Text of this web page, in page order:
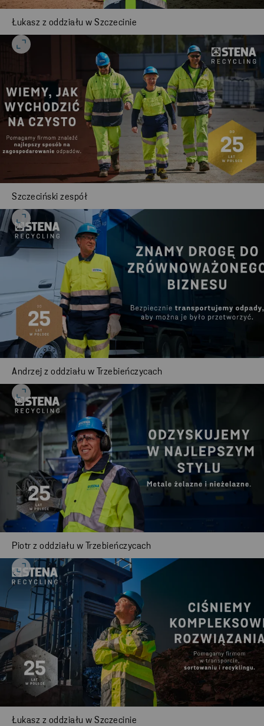
Łukasz z oddziału w Szczecinie
Szczeciński zespół
Andrzej z oddziału w Trzebieńczycach
Piotr z oddziału w Trzebieńczycach
Łukasz z oddziału w Szczecinie